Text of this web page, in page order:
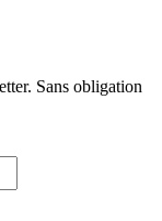
Sans obligation